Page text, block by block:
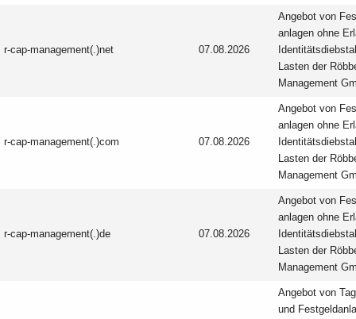
r-cap-management(.)net 07.08.2026
Angebot von
anlagen ohne
Lasten der
Management
r-cap-management(.)com 07.08.2026
Angebot von
anlagen ohne
Lasten der
Management
r-cap-management(.)de 07.08.2026
Angebot von
anlagen ohne
Lasten der
Management
Angebot von
und